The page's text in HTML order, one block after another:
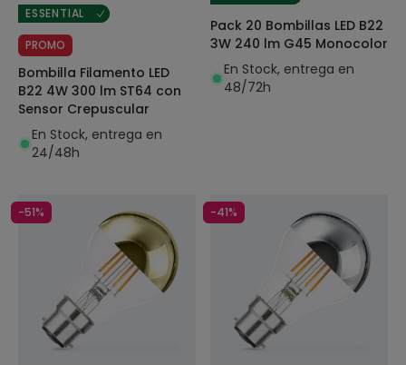
ESSENTIAL
PROMO
Bombilla Filamento LED
B22 4W 300 lm ST64 con
Sensor Crepuscular
En Stock, entrega en
24/48h
Pack 20 Bombillas LED B22
3W 240 lm G45 Monocolor
En Stock, entrega en
48/72h
-51% -41%